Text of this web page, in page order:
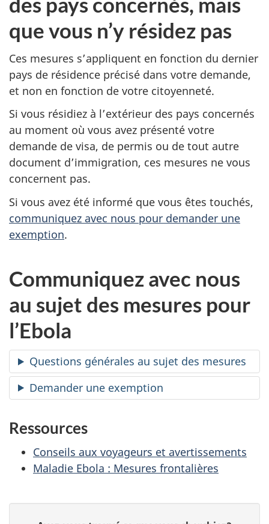
que vous n’y résidez pas
Ces mesures s’appliquent en fonction du dernier
pays de résidence précisé dans votre demande,
et non en fonction de votre citoyenneté.
Si vous résidiez à l’extérieur des pays concernés
au moment où vous avez présenté votre
demande de visa, de permis ou de tout autre
document d’immigration, ces mesures ne vous
concernent pas.
Si vous avez été informé que vous êtes touchés,
communiquez avec nous pour demander une
exemption.
Communiquez avec nous
au sujet des mesures pour
l’Ebola
Questions générales au sujet des mesures
Demander une exemption
Ressources
Conseils aux voyageurs et avertissements
Maladie Ebola : Mesures frontalières